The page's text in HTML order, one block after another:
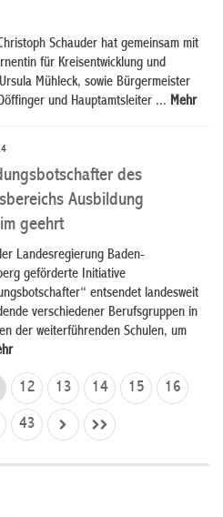
Schauder hat gemeinsam mit
für Kreisentwicklung und
Mühleck, sowie Bürgermeister
und Hauptamtsleiter ... Mehr
des
Ausbildung
geehrt
Landesregierung Baden-
geförderte Initiative
entsendet landesweit
verschiedener Berufsgruppen in
der weiterführenden Schulen, um
12 13 14 15 16
43